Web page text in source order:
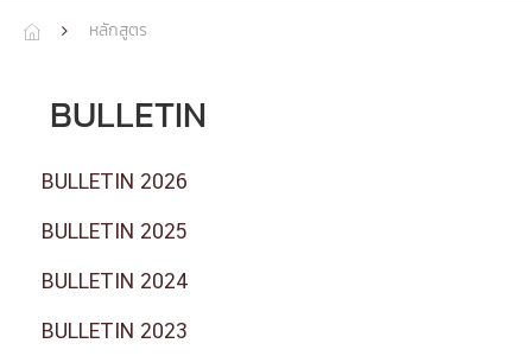
  หลักสูตร
BULLETIN
BULLETIN 2026
BULLETIN 2025
BULLETIN 2024
BULLETIN 2023